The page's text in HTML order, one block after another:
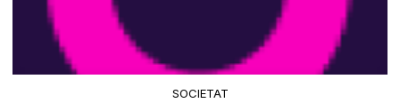
SOCIETAT